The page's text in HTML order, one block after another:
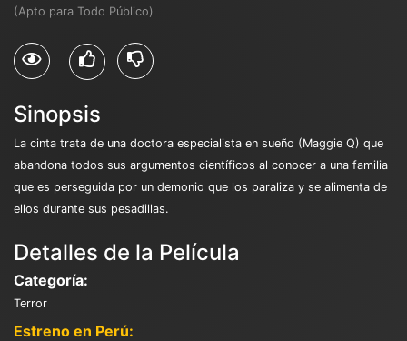
(Apto para Todo Público)
Sinopsis
La cinta trata de una doctora especialista en sueño (Maggie Q) que
abandona todos sus argumentos científicos al conocer a una familia
que es perseguida por un demonio que los paraliza y se alimenta de
ellos durante sus pesadillas.
Detalles de la Película
Categoría:
Terror
Estreno en Perú: